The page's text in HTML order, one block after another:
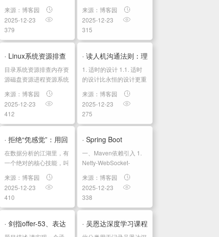
查看ip地址，远程连接 ip
端口为22。用户：root，
密码：root 2. 禁用
reflector 服务 2020 ...
来源：博客园
2025-12-23
379
周：检测算...
课程相关信息链接如下：
原课程视频链接：[双语
字幕]吴恩达深度学习
deeplearning.ai github
课程资料，含课件与笔
记:吴恩达深度学习教...
来源：博客园
2025-12-23
315
· Linux系统资源排查
以及修改限制
目录系统资源排查内存资
源磁盘资源进程资源系统
资源限制Cgroup级别系
统级别修
改/etc/sysctl.conf用户级
别 系统资源排查 内存资
源 最常用的内存查看命
令 free -h ...
来源：博客园
2025-12-23
412
· 读人机沟通法则：理
解数字世界的设计与
形成04机器是...
1. 适时的设计 1.1. 适时
的设计比永恒的设计更重
要 1.2. Scrum 1.2.1. 发布
一个不完整但会进行多次
迭代的产品，而非试图交
付一个完整的...
来源：博客园
2025-12-23
275
· 拒绝“凭感觉”：用回
归分析看透数据背后
的秘密
在数据分析的江湖里，有
一个绝对的核心技能，叫
（Regression
Analysis）。 无论你是刚
入行的新手，还是想要进
阶的老手，掌握它，你就
拥有了预测未来的“水晶
来源：博客园
2025-12-23
410
· Spring Boot
WebSocket方案终
极...
一、Maven依赖引入 1.
Netty-WebSocket-
Spring-Boot-Starter
org.yeauty...
来源：博客园
2025-12-23
338
· 剑指offer-53、表达
· 吴恩达深度学习课程